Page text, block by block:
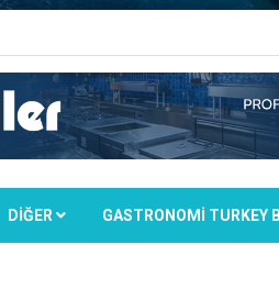
DIĞER GASTRONOMİ TURKEY